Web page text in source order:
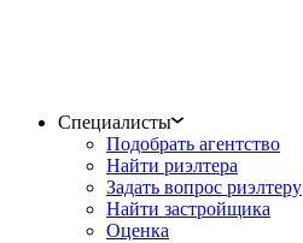
Специалисты
Подобрать агентство
Найти риэлтера
Задать вопрос риэлтеру
Найти застройщика
Оценка